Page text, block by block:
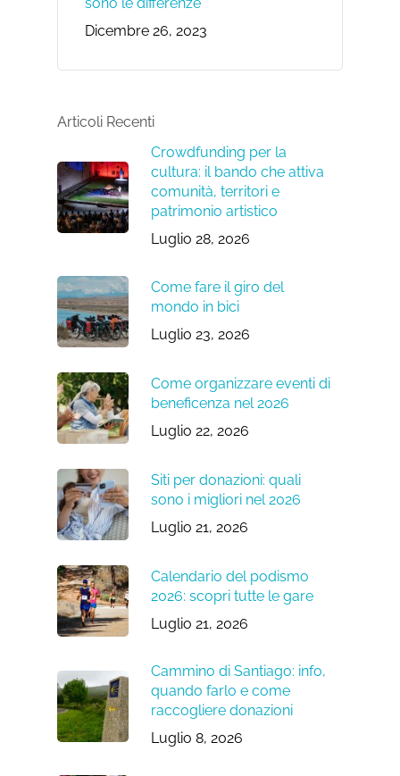
Dicembre 26, 2023
Articoli Recenti
Crowdfunding per la
cultura: il bando che attiva
comunità, territori e
patrimonio artistico
Luglio 28, 2026
Come fare il giro del
mondo in bici
Luglio 23, 2026
Come organizzare eventi di
beneficenza nel 2026
Luglio 22, 2026
Siti per donazioni: quali
sono i migliori nel 2026
Luglio 21, 2026
Calendario del podismo
2026: scopri tutte le gare
Luglio 21, 2026
Cammino di Santiago: info,
quando farlo e come
raccogliere donazioni
Luglio 8, 2026